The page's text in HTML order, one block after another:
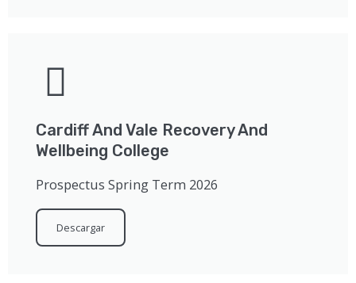
Cardiff And Vale Recovery And
Wellbeing College
Prospectus Spring Term 2026
Descargar